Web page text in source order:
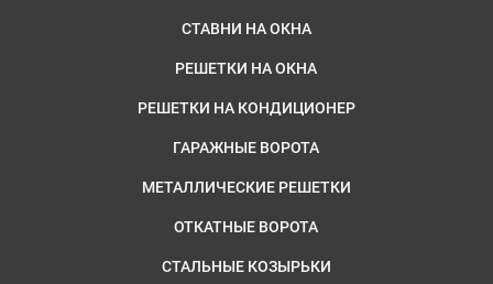
СТАВНИ НА ОКНА
РЕШЕТКИ НА ОКНА
РЕШЕТКИ НА КОНДИЦИОНЕР
ГАРАЖНЫЕ ВОРОТА
МЕТАЛЛИЧЕСКИЕ РЕШЕТКИ
ОТКАТНЫЕ ВОРОТА
СТАЛЬНЫЕ КОЗЫРЬКИ